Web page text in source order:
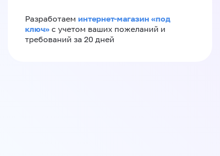
Разработаем интернет-магазин «‎под
ключ»‎ с учетом ваших пожеланий и
требований за 20 дней